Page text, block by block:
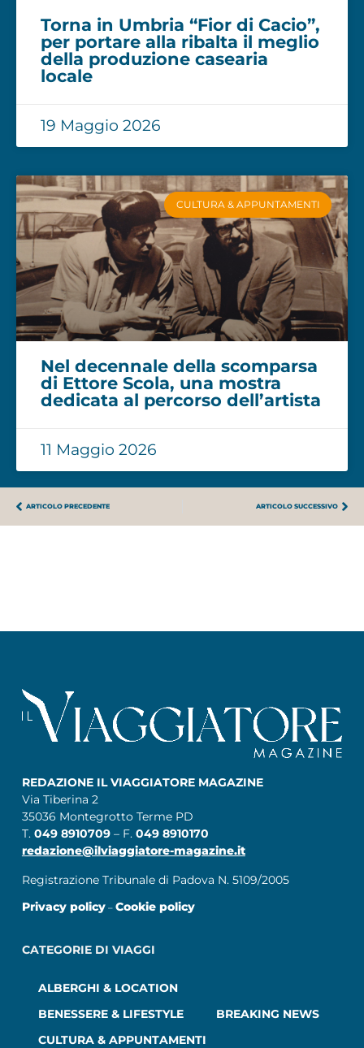
Torna in Umbria “Fior di Cacio”,
per portare alla ribalta il meglio
della produzione casearia
locale
19 Maggio 2026
CULTURA & APPUNTAMENTI
Nel decennale della scomparsa
di Ettore Scola, una mostra
dedicata al percorso dell’artista
11 Maggio 2026
ARTICOLO PRECEDENTE ARTICOLO SUCCESSIVO
REDAZIONE IL VIAGGIATORE MAGAZINE
Via Tiberina 2
35036 Montegrotto Terme PD
T. 049 8910709 – F. 049 8910170
redazione@ilviaggiatore-magazine.it
Registrazione Tribunale di Padova N. 5109/2005
Privacy policy– Cookie policy
CATEGORIE DI VIAGGI
ALBERGHI & LOCATION
BENESSERE & LIFESTYLE
BREAKING NEWS
CULTURA & APPUNTAMENTI